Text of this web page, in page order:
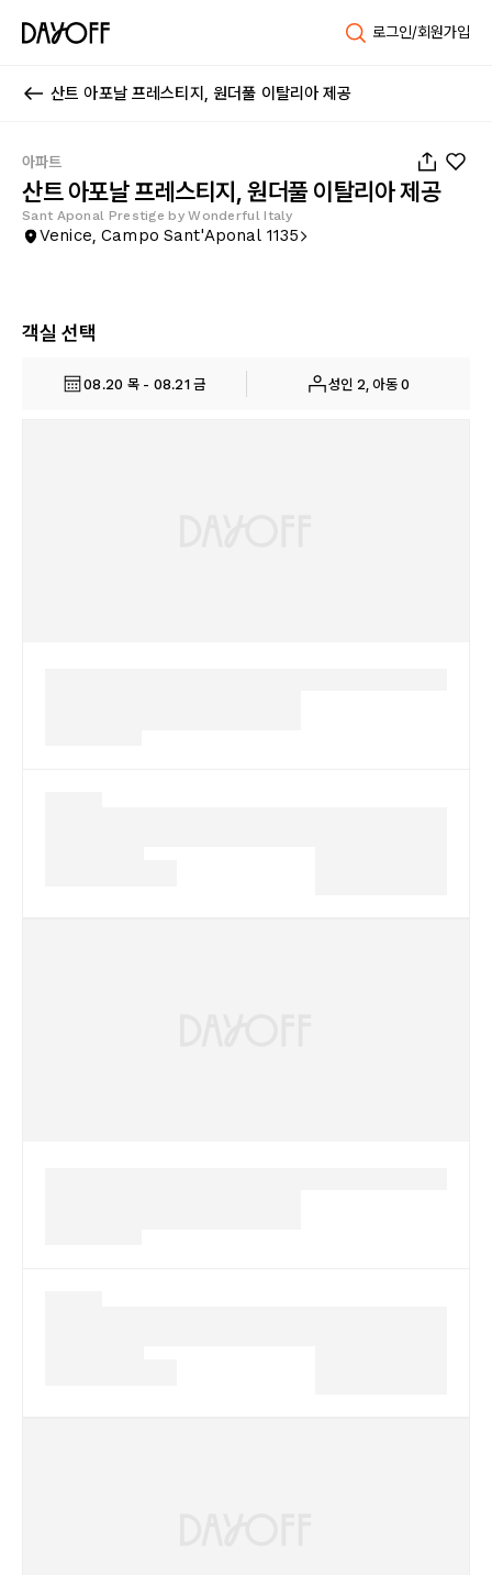
로그인/회원가입
산트 아포날 프레스티지, 원더풀 이탈리아 제공
아파트
산트 아포날 프레스티지, 원더풀 이탈리아 제공
Sant Aponal Prestige by Wonderful Italy
Venice, Campo Sant'Aponal 1135
객실 선택
08.20 목 - 08.21 금 성인 2, 아동 0